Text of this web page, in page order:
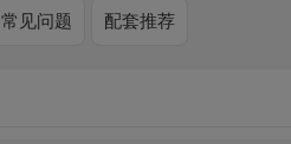
常见问题 配套推荐